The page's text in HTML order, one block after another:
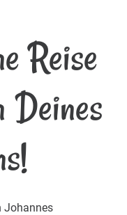
Reise
Deines
Johannes